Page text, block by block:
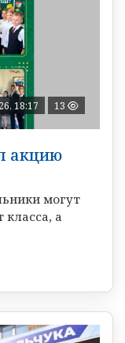
18:17 13
акцию
могут
а